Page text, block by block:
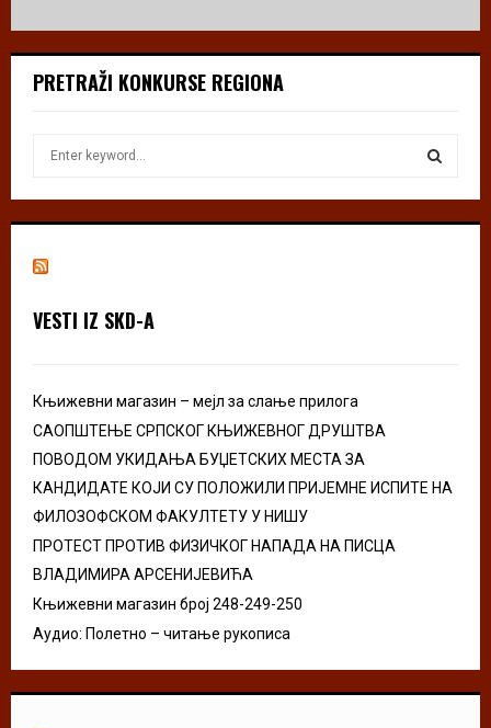
PRETRAŽI KONKURSE REGIONA
h
r
S
VESTI IZ SKD-A
Књижевни магазин – мејл за слање прилога
САОПШТЕЊЕ СРПСКОГ КЊИЖЕВНОГ ДРУШТВА
ПОВОДОМ УКИДАЊА БУЏЕТСКИХ МЕСТА ЗА
КАНДИДАТЕ КОЈИ СУ ПОЛОЖИЛИ ПРИЈЕМНЕ ИСПИТЕ НА
ФИЛОЗОФСКОМ ФАКУЛТЕТУ У НИШУ
ПРОТЕСТ ПРОТИВ ФИЗИЧКОГ НАПАДА НА ПИСЦА
ВЛАДИМИРА АРСЕНИЈЕВИЋА
Књижевни магазин број 248-249-250
Аудио: Полетно – читање рукописа